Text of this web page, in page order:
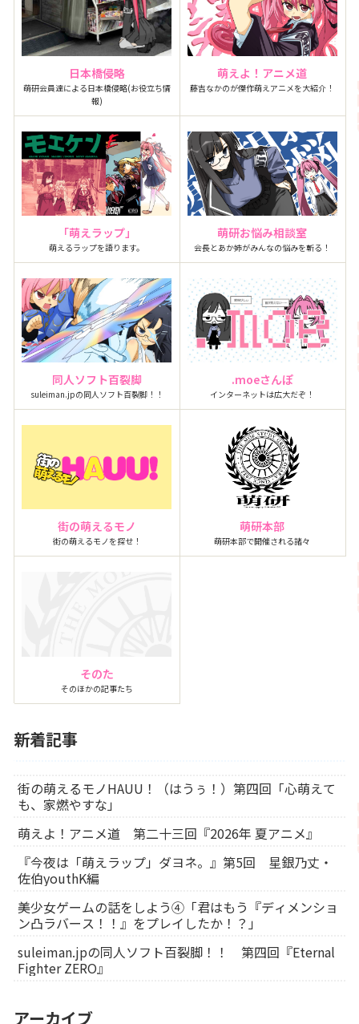
日本橋侵略
萌研会員達による日本橋侵略(お役立ち情
報)
萌えよ！アニメ道
藤吉なかのが傑作萌えアニメを大紹介！
「萌えラップ」
萌えるラップを語ります。
萌研お悩み相談室
会長とあか姉がみんなの悩みを斬る！
同人ソフト百裂脚
suleiman.jpの同人ソフト百裂脚！！
.moeさんぽ
インターネットは広大だぞ！
街の萌えるモノ
街の萌えるモノを探せ！
萌研本部
萌研本部で開催される諸々
そのた
そのほかの記事たち
新着記事
街の萌えるモノHAUU！（はうぅ！）第四回「心萌えて
も、家燃やすな」
萌えよ！アニメ道 第二十三回『2026年 夏アニメ』
『今夜は「萌えラップ」ダヨネ。』第5回 星銀乃丈・
佐伯youthK編
美少女ゲームの話をしよう④「君はもう『ディメンショ
ン凸ラバース！！』をプレイしたか！？」
suleiman.jpの同人ソフト百裂脚！！ 第四回『Eternal
Fighter ZERO』
アーカイブ